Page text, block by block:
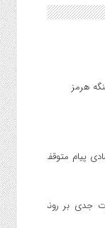
هرمز
پیام متوقف
جدی بر روند